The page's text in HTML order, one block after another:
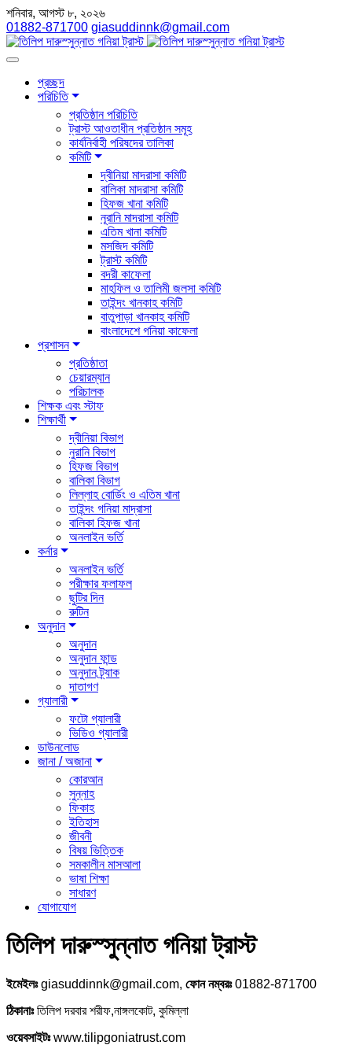
শনিবার, আগস্ট ৮, ২০২৬
01882-871700 giasuddinnk@gmail.com
প্রচ্ছদ
পরিচিতি
প্রতিষ্ঠান পরিচিতি
ট্রাস্ট আওতাধীন প্রতিষ্ঠান সমূহ
কার্যনির্বাহী পরিষদের তালিকা
কমিটি
দ্বীনিয়া মাদরাসা কমিটি
বালিকা মাদরাসা কমিটি
হিফজ খানা কমিটি
নূরানি মাদরাসা কমিটি
এতিম খানা কমিটি
মসজিদ কমিটি
ট্রাস্ট কমিটি
বদরী কাফেলা
মাহফিল ও তালিমী জলসা কমিটি
তাইন্দং খানকাহ কমিটি
বাতুপাড়া খানকাহ কমিটি
বাংলাদেশে গনিয়া কাফেলা
প্রশাসন
প্রতিষ্ঠাতা
চেয়ারম্যান
পরিচালক
শিক্ষক এবং স্টাফ
শিক্ষার্থী
দ্বীনিয়া বিভাগ
নুরানি বিভাগ
হিফজ বিভাগ
বালিকা বিভাগ
লিল্লাহ বোর্ডিং ও এতিম খানা
তাইন্দং গনিয়া মাদ্রাসা
বালিকা হিফজ খানা
অনলাইন ভর্তি
কর্নার
অনলাইন ভর্তি
পরীক্ষার ফলাফল
ছুটির দিন
রুটিন
অনুদান
অনুদান
অনুদান ফান্ড
অনুদান ট্র্যাক
দাতাগণ
গ্যালারী
ফটো গ্যালারী
ভিডিও গ্যালারী
ডাউনলোড
জানা / অজানা
কোরআন
সুন্নাহ
ফিকাহ
ইতিহাস
জীবনী
বিষয় ভিত্তিক
সমকালীন মাসআলা
ভাষা শিক্ষা
সাধারণ
যোগাযোগ
তিলিপ দারুস্সুন্নাত গনিয়া ট্রাস্ট
ইমেইলঃgiasuddinnk@gmail.com, ফোন নম্বরঃ01882-871700
ঠিকানাঃতিলিপ দরবার শরীফ,নাঙ্গলকোট, কুমিল্লা
ওয়েবসাইটঃwww.tilipgoniatrust.com